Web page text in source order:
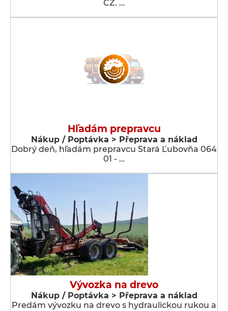
CZ. …
Hľadám prepravcu
Nákup / Poptávka > Přeprava a náklad
Dobrý deň, hľadám prepravcu Stará Ľubovňa 064
01 - …
Vývozka na drevo
Nákup / Poptávka > Přeprava a náklad
Predám vývozku na drevo s hydraulickou rukou a